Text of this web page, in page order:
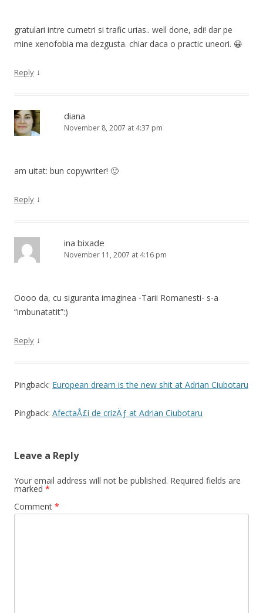
gratulari intre cumetri si trafic urias.. well done, adi! dar pe
mine xenofobia ma dezgusta. chiar daca o practic uneori. 😀
Reply ↓
diana
November 8, 2007 at 4:37 pm
am uitat: bun copywriter! 🙂
Reply ↓
ina bixade
November 11, 2007 at 4:16 pm
Oooo da, cu siguranta imaginea -Tarii Romanesti- s-a
“imbunatatit”:)
Reply ↓
Pingback: European dream is the new shit at Adrian Ciubotaru
Pingback: AfectaÅ£i de crizÄƒ at Adrian Ciubotaru
Leave a Reply
Your email address will not be published. Required fields are
marked *
Comment *